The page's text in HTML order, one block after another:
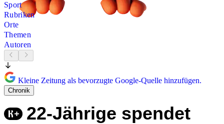
Sport
Rubriken
Orte
Themen
Autoren
Kleine Zeitung als bevorzugte Google-Quelle hinzufügen.
Chronik
22-Jährige spendet